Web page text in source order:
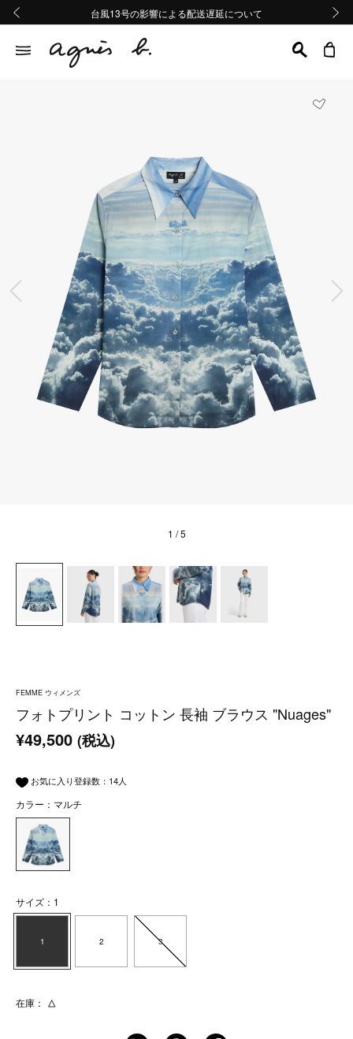
熊本地域地震の影響による配送遅延について
Summer Sale 2buy10%OFF!!
台風13号の影響による配送遅延について
熊本地域地震の影響による配送遅延について
Summer Sale 2buy10%OFF!!
前の画像
1 / 5
FEMME ウィメンズ
フォトプリント コットン 長袖 ブラウス "Nuages"
¥49,500 (税込)
お気に入り登録数： 14人
カラー：マルチ
サイズ：1
1 2 3
在庫： △